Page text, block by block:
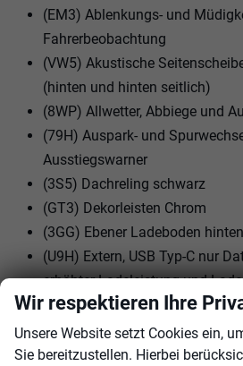
(EM3) Ablenkungs- und
Fahrerbeobachtung
(VW5) Akustische
(hinten und hinten seitlich)
(8WP) Allwetter, Abbiege und
(79H) Auspark- und
Ausstiegswarner
(3S5) Dachreling schwarz
(GT3) Dekorleisten Chrom
(3GG) Ebener Ladeboden hinten
(U9H) Extern, USB Typ-C nur
erhöhter Ladeleistung und
(UD3) Frontgrill mit
(8DG) Infotainment 13""
(4H5) Kindersicherung,
Wir respektieren Ihre
Unsere Website setzt Cookies ein,
Sie bereitzustellen. Hierbei